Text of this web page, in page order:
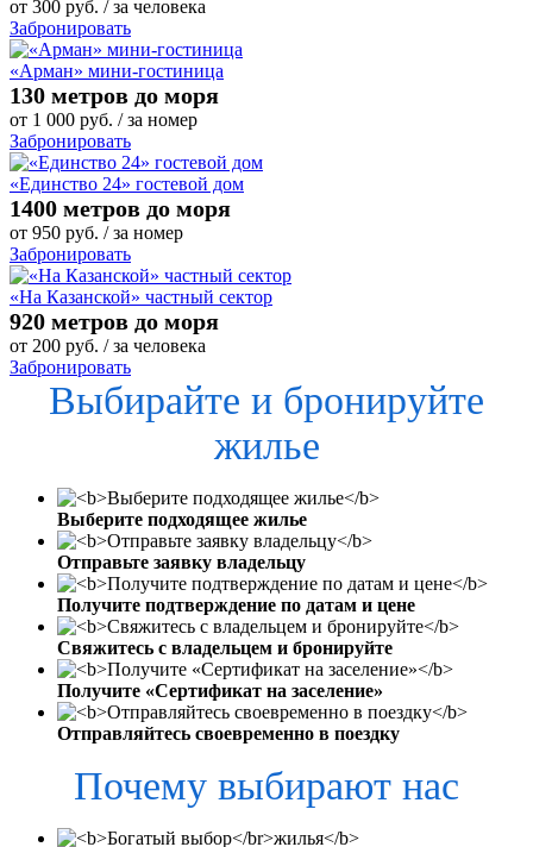
от 300 руб. / за человека
Забронировать
«Арман» мини-гостиница
130 метров до моря
от 1 000 руб. / за номер
Забронировать
«Единство 24» гостевой дом
1400 метров до моря
от 950 руб. / за номер
Забронировать
«На Казанской» частный сектор
920 метров до моря
от 200 руб. / за человека
Забронировать
Выбирайте и бронируйте
жилье
Выберите подходящее жилье
Отправьте заявку владельцу
Получите подтверждение по датам и цене
Свяжитесь с владельцем и бронируйте
Получите «Сертификат на заселение»
Отправляйтесь своевременно в поездку
Почему выбирают нас